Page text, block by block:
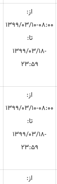
از:
1399/03/10-08:00
تا:
1399/03/18-
23:59
از:
1399/03/10-08:00
تا:
1399/03/18-
23:59
از: